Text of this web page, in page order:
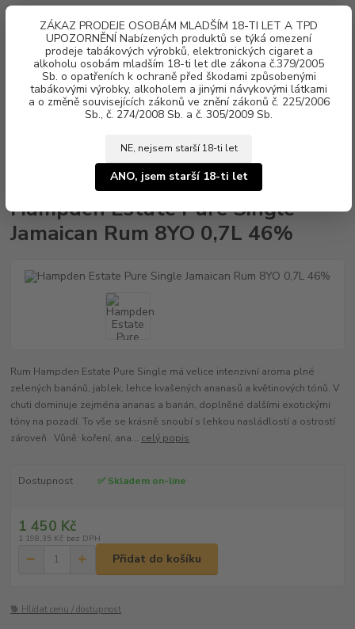
ZÁKAZ PRODEJE OSOBÁM MLADŠÍM 18-TI LET A TPD
UPOZORNĚNÍ Nabízených produktů se týká omezení
prodeje tabákových výrobků, elektronických cigaret a
alkoholu osobám mladším 18-ti let dle zákona č.379/2005
Sb. o opatřeních k ochraně před škodami způsobenými
tabákovými výrobky, alkoholem a jinými návykovými látkami
a o změně souvisejících zákonů ve znění zákonů č. 225/2006
Sb., č. 274/2008 Sb. a č. 305/2009 Sb.
NE, nejsem starší 18-ti let
ANO, jsem starší 18-ti let
Menu
za0 Kč
Jamaican Rum 8YO 0,7L 46%
Hampden Estate Pure Single
Jamaican Rum 8YO 0,7L 46%
Rum Hampden Estate Pure Single má velice intenzivní aroma plné
zelených banánů, jablek, lehce kvašených ananasů a květinových tónů. V
chuti dominuje zejména ananas a banán, doplněné dalšími exotickými
tóny na pozadí. To vše se krásně snoubí s lehkou nasládlostí a ostrostí
zároveň. Vůně: koření, ana... celý popis
Dostupnost ✅ Skladem on-line
1 450 Kč
1 198,35 Kč bez DPH
Přidat do košíku
🐕 Hlídat cenu / dostupnost